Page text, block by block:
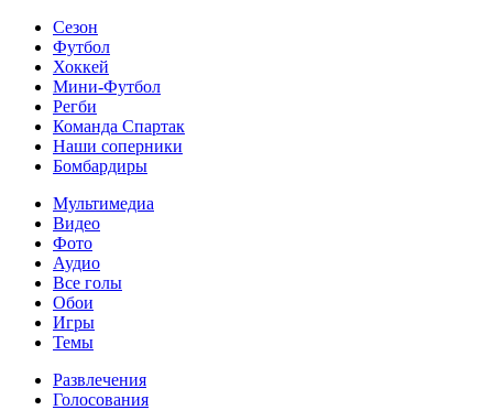
Сезон
Футбол
Хоккей
Мини-Футбол
Регби
Команда Спартак
Наши соперники
Бомбардиры
Мультимедиа
Видео
Фото
Аудио
Все голы
Обои
Игры
Темы
Развлечения
Голосования